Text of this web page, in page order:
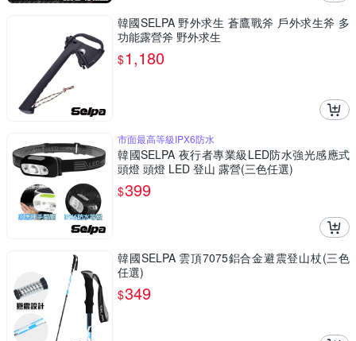
韓國SELPA 野外求生 蒼鷹戰斧 戶外求生斧 多
功能露營斧 野外求生
$1,180
市面最高等級IPX6防水
韓國SELPA 夜行者專業級LED防水強光感應式
頭燈 頭燈 LED 登山 露營(三色任選)
$399
韓國SELPA 雲頂7075鋁合金避震登山杖(三色
任選)
$349